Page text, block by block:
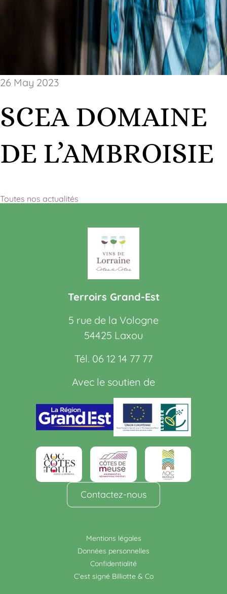
26 May 2023
SCEA DOMAINE
DE L’AMBROISIE
Toutes nos actualités
Terroirs Grand-Est
5 rue de la Vologne
54425 Laxou
Tél. 06 12 14 77 77
Avec le soutien de
Contactez-nous
Mentions légales
Données personnelles
Confidentialité
C’est signé Billiotte & Co